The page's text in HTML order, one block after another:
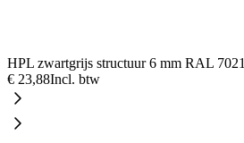
HPL zwartgrijs structuur 6 mm RAL 7021
€ 23,88Incl. btw